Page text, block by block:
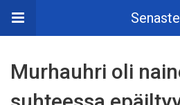
Senaste
Murhauhri oli